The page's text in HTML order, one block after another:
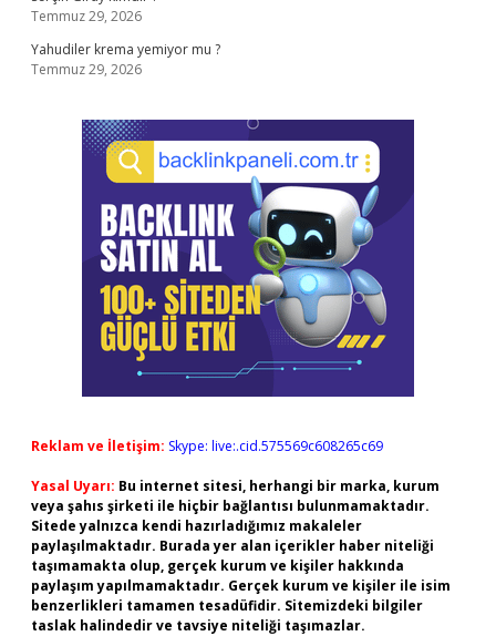
Temmuz 29, 2026
Yahudiler krema yemiyor mu ?
Temmuz 29, 2026
Reklam ve İletişim: Skype: live:.cid.575569c608265c69
Yasal Uyarı: Bu internet sitesi, herhangi bir marka, kurum
veya şahıs şirketi ile hiçbir bağlantısı bulunmamaktadır.
Sitede yalnızca kendi hazırladığımız makaleler
paylaşılmaktadır. Burada yer alan içerikler haber niteliği
taşımamakta olup, gerçek kurum ve kişiler hakkında
paylaşım yapılmamaktadır. Gerçek kurum ve kişiler ile isim
benzerlikleri tamamen tesadüfidir. Sitemizdeki bilgiler
taslak halindedir ve tavsiye niteliği taşımazlar.